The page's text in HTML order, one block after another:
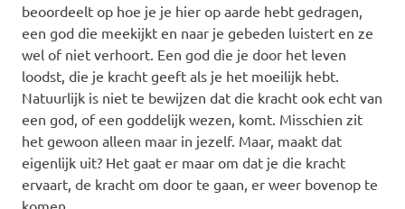
beoordeelt op hoe je je hier op aarde hebt gedragen,
een god die meekijkt en naar je gebeden luistert en ze
wel of niet verhoort. Een god die je door het leven
loodst, die je kracht geeft als je het moeilijk hebt.
Natuurlijk is niet te bewijzen dat die kracht ook echt van
een god, of een goddelijk wezen, komt. Misschien zit
het gewoon alleen maar in jezelf. Maar, maakt dat
eigenlijk uit? Het gaat er maar om dat je die kracht
ervaart, de kracht om door te gaan, er weer bovenop te
komen.